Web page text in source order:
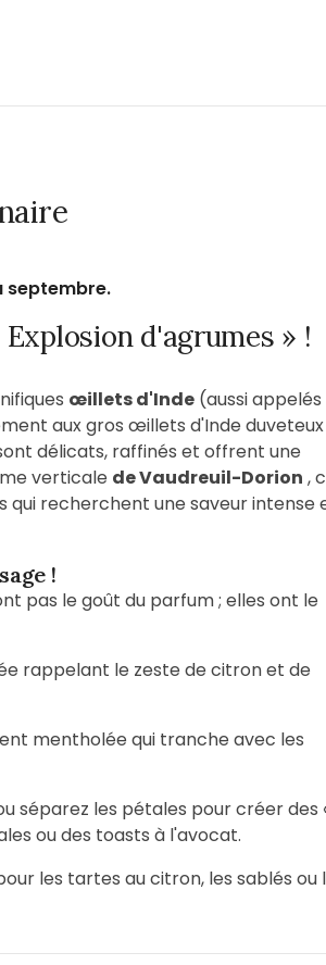
septembre.
d'agrumes » !
œillets d'Inde (aussi appelés
aux gros œillets d'Inde duveteux
délicats, raffinés et offrent une
verticale de Vaudreuil-Dorion ,
recherchent une saveur intense
!
pas le goût du parfum ; elles ont le
rappelant le zeste de citron et de
mentholée qui tranche avec les
séparez les pétales pour créer des
ou des toasts à l'avocat.
les tartes au citron, les sablés ou